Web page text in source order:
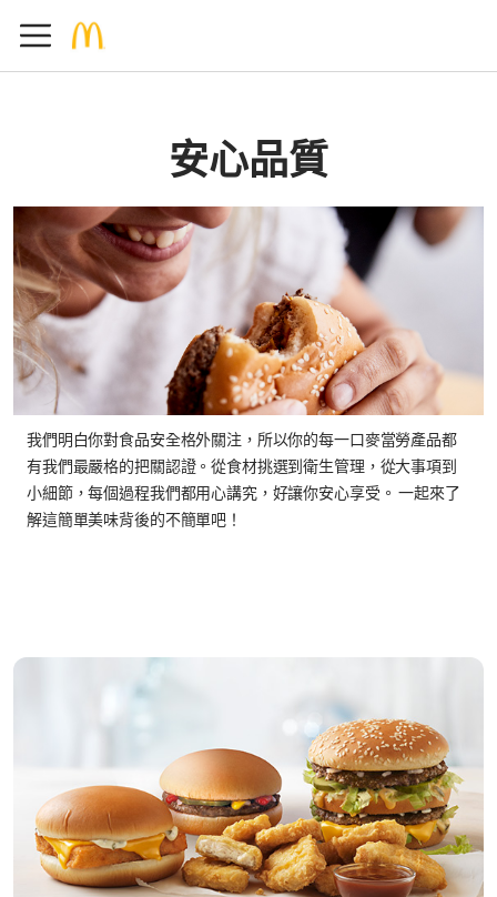
安心品質
我們明白你對食品安全格外關注，所以你的每一口麥當勞產品都
有我們最嚴格的把關認證。從食材挑選到衛生管理，從大事項到
小細節，每個過程我們都用心講究，好讓你安心享受。 一起來了
解這簡單美味背後的不簡單吧！